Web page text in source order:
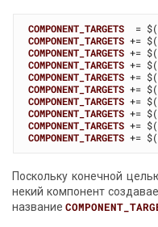
COMPONENT_TARGETS
COMPONENT_TARGETS
COMPONENT_TARGETS
COMPONENT_TARGETS
COMPONENT_TARGETS
COMPONENT_TARGETS
COMPONENT_TARGETS
COMPONENT_TARGETS
COMPONENT_TARGETS
COMPONENT_TARGETS
Поскольку конечной
некий компонент
название